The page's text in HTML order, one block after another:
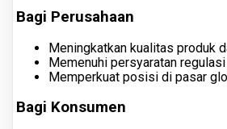
Bagi Perusahaan
Meningkatkan kualitas produk
Memenuhi persyaratan
Memperkuat posisi di pasar
Bagi Konsumen